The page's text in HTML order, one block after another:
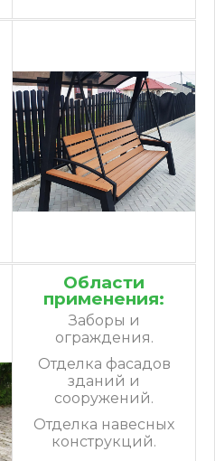
Области
применения:
Заборы и
ограждения.
Отделка фасадов
зданий и
сооружений.
Отделка навесных
конструкций.